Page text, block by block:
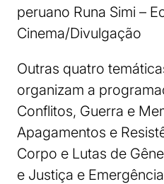
peruano Runa Simi –
Cinema/Divulgação
Outras quatro
organizam a
Conflitos, Guerra e
Apagamentos e
Corpo e Lutas de
e Justiça e